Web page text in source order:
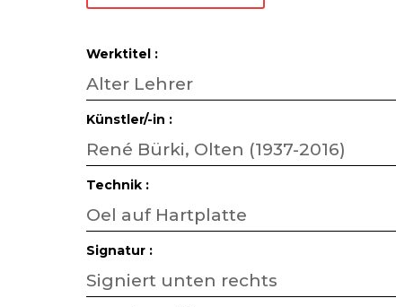
Werktitel :
Alter Lehrer
Künstler/-in :
René Bürki, Olten (1937-2016)
Technik :
Oel auf Hartplatte
Signatur :
Signiert unten rechts